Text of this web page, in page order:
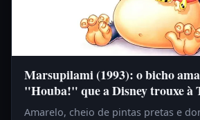
Marsupilami (1993): o bicho
"Houba!" que a Disney trouxe à
Amarelo, cheio de pintas pretas e